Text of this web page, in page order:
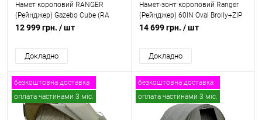
Намет короповий RANGER
(Рейнджер) Gazebo Cube (RA
6666)
12 999 грн. / шт
Докладно
Намет-зонт короповий Ranger
(Рейнджер) 60IN Oval Brolly+ZIP
Panel, RA 6607
14 699 грн. / шт
Докладно
безкоштовна доставка
оплата частинами 3 міс.
безкоштовна доставка
оплата частинами 3 міс.